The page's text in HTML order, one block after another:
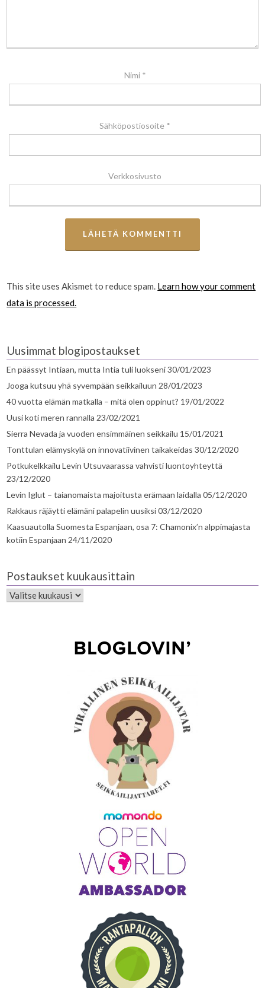
Nimi *
Sähköpostiosoite *
Verkkosivusto
This site uses Akismet to reduce spam. Learn how your comment
data is processed.
Uusimmat blogipostaukset
En päässyt Intiaan, mutta Intia tuli luokseni30/01/2023
Jooga kutsuu yhä syvempään seikkailuun 28/01/2023
40 vuotta elämän matkalla – mitä olen oppinut? 19/01/2022
Uusi koti meren rannalla 23/02/2021
Sierra Nevada ja vuoden ensimmäinen seikkailu 15/01/2021
Tonttulan elämyskylä on innovatiivinen taikakeidas 30/12/2020
Potkukelkkailu Levin Utsuvaarassa vahvisti luontoyhteyttä
23/12/2020
Levin Iglut – taianomaista majoitusta erämaan laidalla 05/12/2020
Rakkaus räjäytti elämäni palapelin uusiksi03/12/2020
Kaasuautolla Suomesta Espanjaan, osa 7: Chamonix’n alppimajasta
kotiin Espanjaan 24/11/2020
Postaukset kuukausittain